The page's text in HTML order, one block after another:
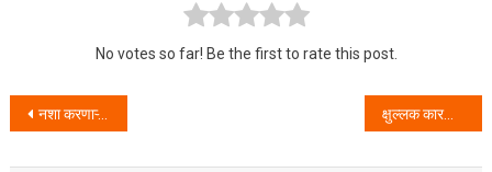
No votes so far! Be the first to rate this post.
Post navigation
नशा करणाऱ्या नशेबाज माणसावर ग्रामिण पोलीस करणार कडक कारवाई क्षुल्लक कारणा वरून केली कामगारांची हत्या